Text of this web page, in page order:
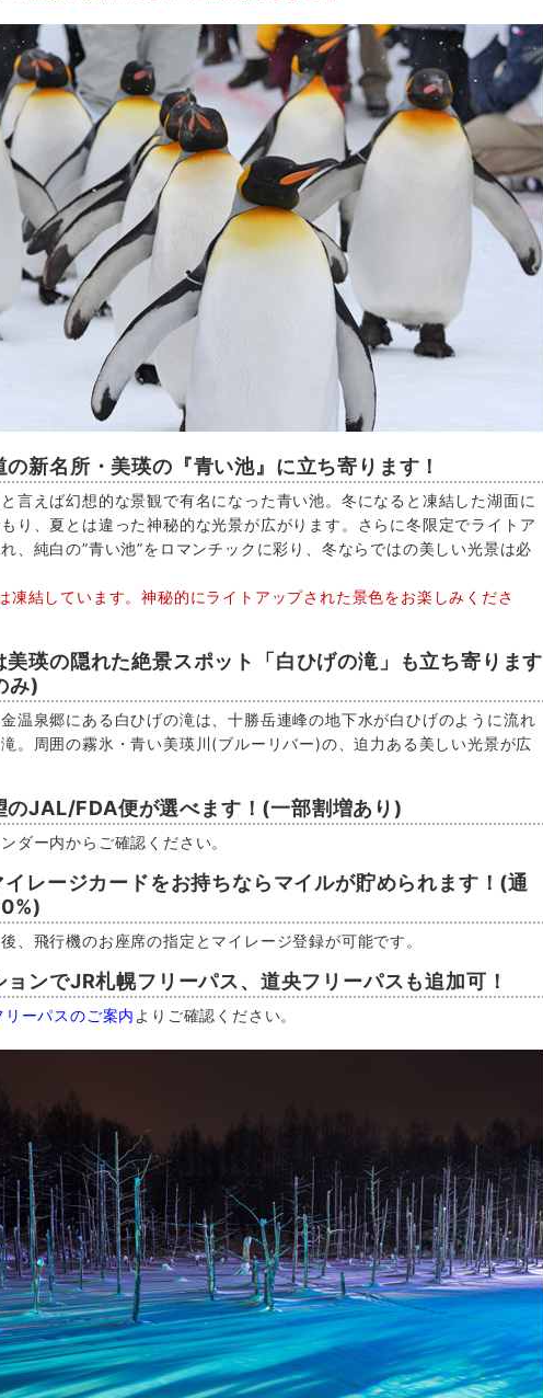
の新名所・美瑛の『青い池』に立ち寄ります！
言えば幻想的な景観で有名になった青い池。冬になると凍結した湖面に
り、夏とは違った神秘的な光景が広がります。さらに冬限定でライトア
、純白の”青い池”をロマンチックに彩り、冬ならではの美しい光景は必
凍結しています。神秘的にライトアップされた景色をお楽しみくださ
美瑛の隠れた絶景スポット「白ひげの滝」も立ち寄ります
み)
温泉郷にある白ひげの滝は、十勝岳連峰の地下水が白ひげのように流れ
。周囲の霧氷・青い美瑛川(ブルーリバー)の、迫力ある美しい光景が広
のJAL/FDA便が選べます！(一部割増あり)
ダー内からご確認ください。
レージカードをお持ちならマイルが貯められます！(通
、飛行機のお座席の指定とマイレージ登録が可能です。
ョンでJR札幌フリーパス、道央フリーパスも追加可！
リーパスのご案内 よりご確認ください。